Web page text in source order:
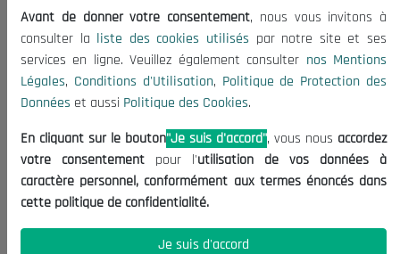
Conditions d'Utilisation
Politique de Protection des Données
Politique des Cookies
Nous Contacter
(+213) 021 98 01 00|01|02
contact@cnese.dz
Suggestions ou Initiatives ?
Newsletter
dernières nouvelles.
Avant de donner votre consentement, nous vous invitons à
consulter la liste des cookies utilisés par notre site et ses
services en ligne. Veuillez également consulter nos Mentions
Légales, Conditions d'Utilisation, Politique de Protection des
Données et aussi Politique des Cookies.
En cliquant sur le bouton"Je suis d'accord", vous nous accordez
votre consentement pour l'utilisation de vos données à
caractère personnel, conformément aux termes énoncés dans
cette politique de confidentialité.
Je suis d'accord